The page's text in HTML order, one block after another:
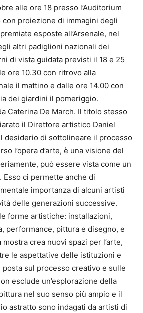
alle ore 18 presso l’Auditorium
proiezione di immagini degli
esposte all’Arsenale, nel
altri padiglioni nazionali dei
di vista guidata previsti il 18 e 25
ore 10.30 con ritrovo alla
il mattino e dalle ore 14.00 con
dei giardini il pomeriggio.
Caterina De March. Il titolo stesso
il Direttore artistico Daniel
desiderio di sottolineare il processo
l’opera d’arte, è una visione del
può essere vista come un
Esso ci permette anche di
importanza di alcuni artisti
delle generazioni successive.
forme artistiche: installazioni,
performance, pittura e disegno, e
mostra crea nuovi spazi per l’arte,
le aspettative delle istituzioni e
posta sul processo creativo e sulle
esclude un’esplorazione della
nel suo senso più ampio e il
astratto sono indagati da artisti di